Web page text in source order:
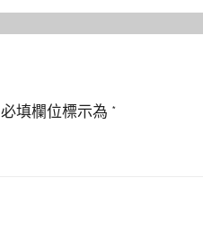
必填欄位標示為 *